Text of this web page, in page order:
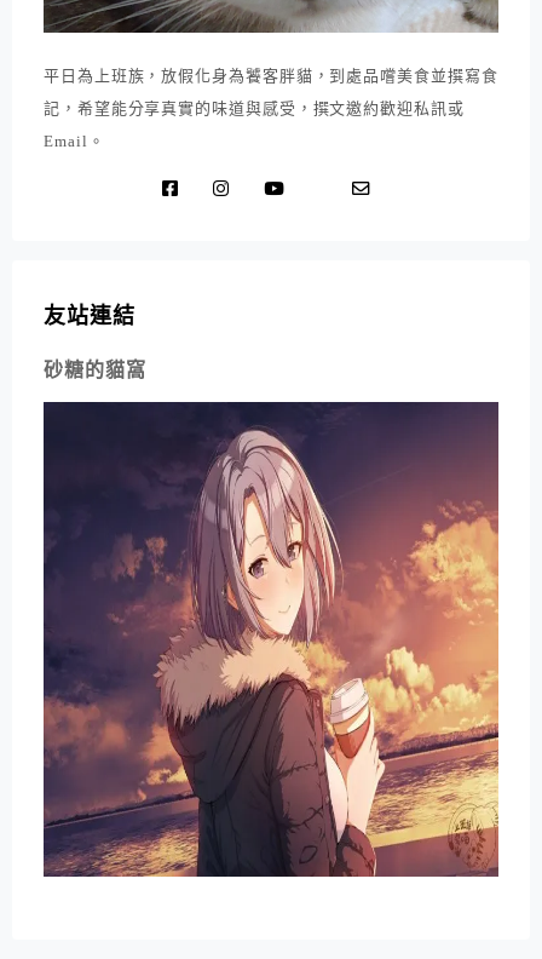
平日為上班族，放假化身為饕客胖貓，到處品嚐美食並撰寫食
記，希望能分享真實的味道與感受，撰文邀約歡迎私訊或
Email。
友站連結
砂糖的貓窩